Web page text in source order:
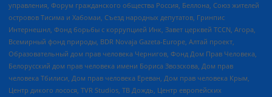
управления, Форум гражданского общества Россия, Беллона, Союз жителей
островов Тисима и Хабомаи, Съезд народных депутатов, Гринпис
Интернешнл, Фонд борьбы с коррупцией Инк, Завет церквей TCCN, Агора,
Всемирный фонд природы, BDR Novaja Gazeta-Europe, Алтай проект,
Образовательный дом прав человека Чернигов, Фонд Дом Прав Человека,
Белорусский дом прав человека имени Бориса Звозскова, Дом прав
человека Тбилиси, Дом прав человека Ереван, Дом прав человека Крым,
Центр дикого лосося, TVR Studios, ТВ Дождь, Центр европейских